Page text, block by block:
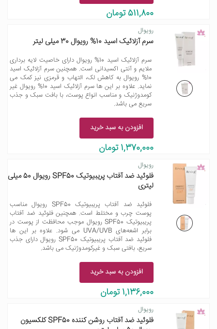
511,800 تومان
رویوال
سرم آزلائیک اسید 10% رویوال 30 میلی لیتر
سرم آزلائیک اسید 10% رویوال دارای خاصیت لایه برداری
ملایم و آنتی اکسیدانی است. همچنین سرم آزلائیک اسید
10% رویوال به کاهش لک، التهاب و قرمزی نیز کمک می
نماید. علاوه بر این ها سرم آزلائیک اسید 10% رویوال غیر
کومدوژنیک و مناسب انواع پوست، با بافت سبک و جذب
سریع می باشد.
افزودن به سبد خرید
1,370,000 تومان
رویوال
فلوئید ضد آفتاب پریبیوتیک SPF50 رویوال 50 میلی
لیتری
فلوئید ضد آفتاب پریبیوتیک SPF50 رویوال مناسب
پوست چرب و مختلط است. همچنین فلوئید ضد آفتاب
پریبیوتیک SPF50 رویوال موجب محافظت از پوست در
برابر اشعه‌های UVA/UVB می شود. علاوه بر این ها
فلوئید ضد آفتاب پریبیوتیک SPF50 رویوال دارای جذب
سریع، بافتی سبک و غیرکومدوژنیک می باشد.
افزودن به سبد خرید
1,136,000 تومان
رویوال
فلوئید ضد آفتاب روشن کننده SPF50 کلکسیون